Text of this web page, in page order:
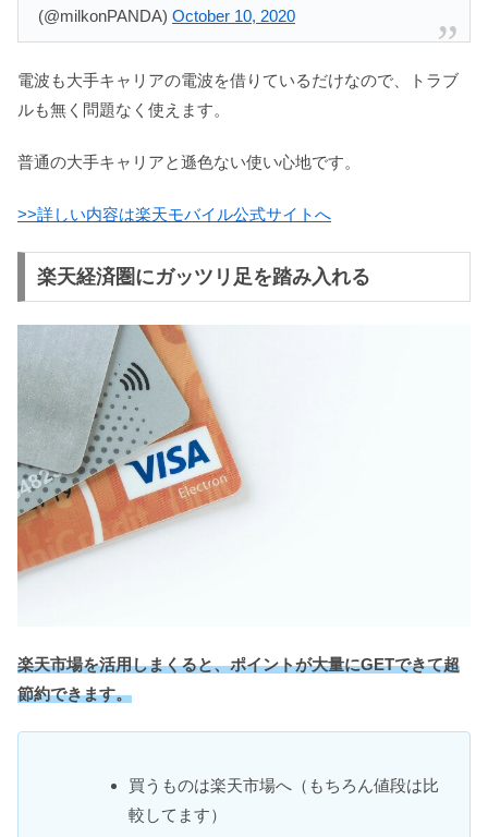
(@milkonPANDA) October 10, 2020
電波も大手キャリアの電波を借りているだけなので、トラブ
ルも無く問題なく使えます。
普通の大手キャリアと遜色ない使い心地です。
>>詳しい内容は楽天モバイル公式サイトへ
楽天経済圏にガッツリ足を踏み入れる
楽天市場を活用しまくると、ポイントが大量にGETできて超
節約できます。
買うものは楽天市場へ（もちろん値段は比
較してます）